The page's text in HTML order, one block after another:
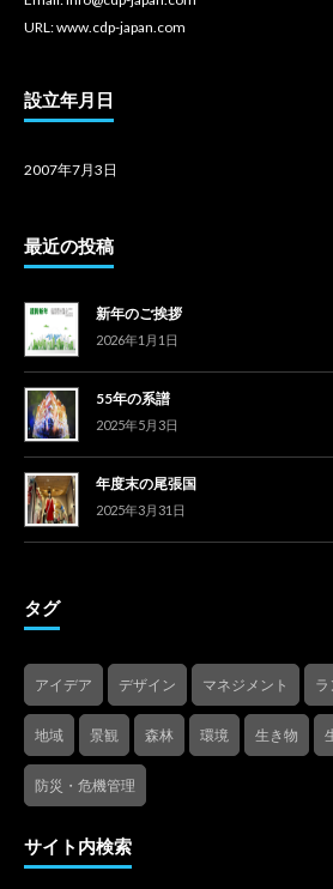
URL: www.cdp-japan.com
設立年月日
2007年7月3日
最近の投稿
新年のご挨拶
2026年1月1日
55年の系譜
2025年5月3日
年度末の尾張国
2025年3月31日
タグ
アイデア デザイン マネジメント
地域 景観 森林 環境 生き物
防災・危機管理
サイト内検索